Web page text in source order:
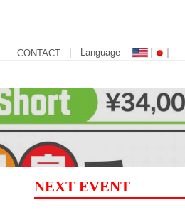
CONTACT | Language
NEXT EVENT